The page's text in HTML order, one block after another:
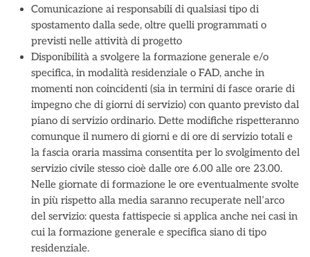
Comunicazione ai responsabili di qualsiasi tipo di
spostamento dalla sede, oltre quelli programmati o
previsti nelle attività di progetto
Disponibilità a svolgere la formazione generale e/o
specifica, in modalità residenziale o FAD, anche in
momenti non coincidenti (sia in termini di fasce orarie di
impegno che di giorni di servizio) con quanto previsto dal
piano di servizio ordinario. Dette modifiche rispetteranno
comunque il numero di giorni e di ore di servizio totali e
la fascia oraria massima consentita per lo svolgimento del
servizio civile stesso cioè dalle ore 6.00 alle ore 23.00.
Nelle giornate di formazione le ore eventualmente svolte
in più rispetto alla media saranno recuperate nell’arco
del servizio: questa fattispecie si applica anche nei casi in
cui la formazione generale e specifica siano di tipo
residenziale.